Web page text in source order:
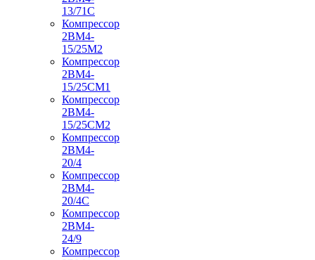
13/71С
Компрессор
2ВМ4-
15/25М2
Компрессор
2ВМ4-
15/25СМ1
Компрессор
2ВМ4-
15/25СМ2
Компрессор
2ВМ4-
20/4
Компрессор
2ВМ4-
20/4С
Компрессор
2ВМ4-
24/9
Компрессор